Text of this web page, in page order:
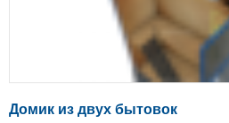
Домик из двух бытовок